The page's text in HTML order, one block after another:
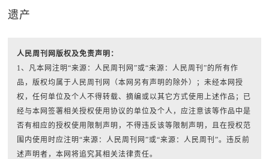
遗产
人民周刊网版权及免责声明：
1、凡本网注明“来源：人民周刊网”或“来源：人民周刊”的所有作
品，版权均属于人民周刊网（本网另有声明的除外）；未经本网授
权，任何单位及个人不得转载、摘编或以其它方式使用上述作品；已
经与本网签署相关授权使用协议的单位及个人，应注意该等作品中是
否有相应的授权使用限制声明，不得违反该等限制声明，且在授权范
围内使用时应注明“来源：人民周刊网”或“来源：人民周刊”。违反前
述声明者，本网将追究其相关法律责任。